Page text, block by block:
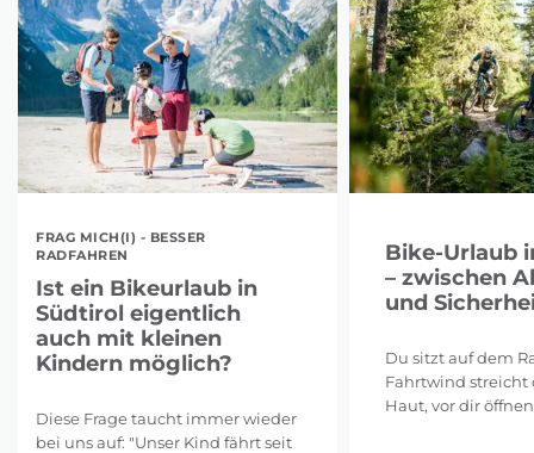
FRAG MICH(I) - BESSER
RADFAHREN
Ist ein Bikeurlaub in
Südtirol eigentlich
auch mit kleinen
Kindern möglich?
Diese Frage taucht immer wieder
bei uns auf: "Unser Kind fährt seit
Bike-Urlaub
– zwischen
und
Du sitzt auf dem
Fahrtwind streicht
Haut, vor dir öffnen